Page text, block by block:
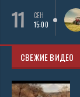
11
СЕН
15:00
СВЕЖИЕ ВИДЕО